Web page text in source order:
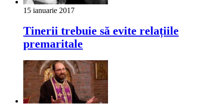
15 ianuarie 2017
Tinerii trebuie să evite relațiile
premaritale